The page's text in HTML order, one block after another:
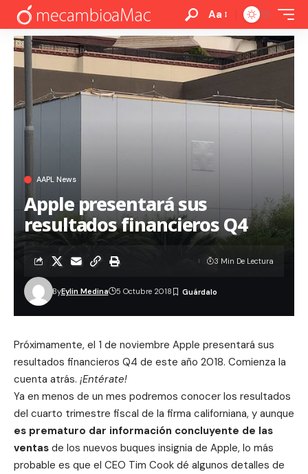
Aa
AAPL News
Apple presentará sus
resultados financieros Q4
ByEylin Medina 5 Octubre 2018
3 Min De Lectura
Próximamente, el 1 de noviembre Apple presentará sus
resultados financieros Q4 de este año 2018. Comienza la
cuenta atrás. ¡Entérate!
Ya en menos de un mes podremos conocer los resultados
del cuarto trimestre fiscal de la firma californiana, y aunque
es prematuro dar información concluyente de las
ventas de los nuevos buques insignia de Apple, lo más
probable es que el CEO Tim Cook dé algunos detalles de